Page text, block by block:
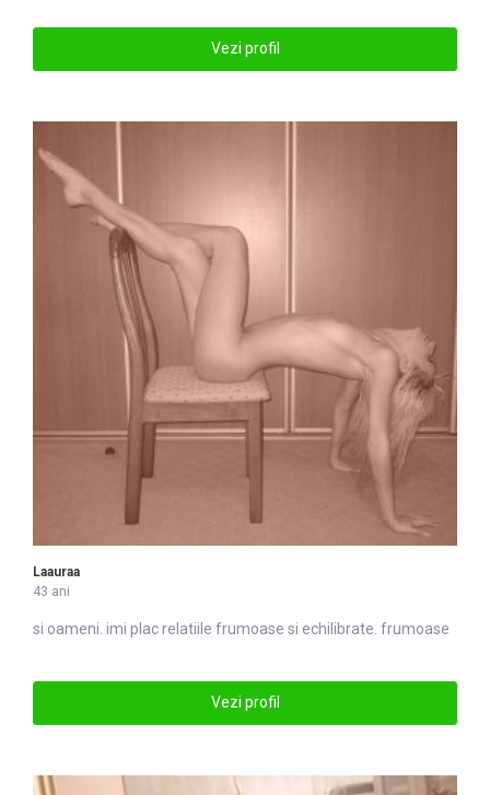
Vezi profil
Laauraa
43 ani
si oameni. imi plac relatiile frumoase si echilibrate. frumoase
Vezi profil